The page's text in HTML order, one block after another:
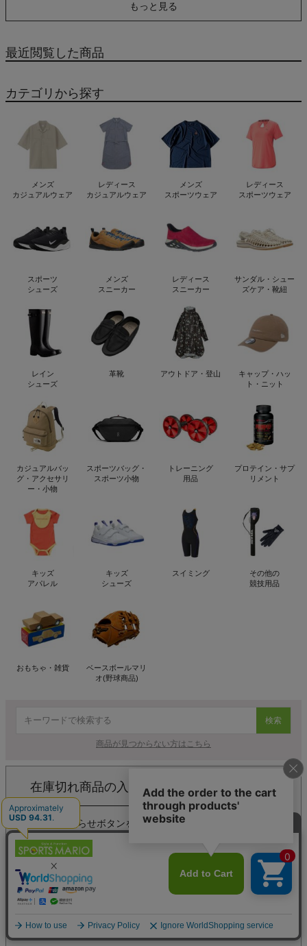
もっと見る
最近閲覧した商品
カテゴリから探す
メンズ
カジュアルウェア
レディース
カジュアルウェア
メンズ
スポーツウェア
レディース
スポーツウェア
スポーツ
シューズ
メンズ
スニーカー
レディース
スニーカー
サンダル・シュー
ズケア・靴紐
レイン
シューズ
革靴 アウトドア・登山
キャップ・ハッ
ト・ニット
カジュアルバッ
グ・アクセサリ
ー・小物
スポーツバッグ・
スポーツ小物
トレーニング
用品
プロテイン・サプ
リメント
キッズ
アパレル
キッズ
シューズ
スイミング
その他の
競技用品
おもちゃ・雑貨
ベースボールマリ
オ(野球商品)
検索
商品が見つからない方はこちら
在庫切れ商品の入荷お知らせメールについて
再入荷お知らせボタンを押下して、メールアドレスを登録
してください。
商品が入荷した際にメールでお知らせいたします。
商品の入荷やご注文を確定するものではありません。